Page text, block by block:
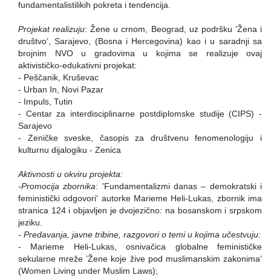
fundamentalistilikih pokreta i tendencija.
Projekat realizuju: Žene u crnom, Beograd, uz podršku ’Žena i
društvo’, Sarajevo, (Bosna i Hercegovina) kao i u saradnji sa
brojnim NVO u gradovima u kojima se realizuje ovaj
aktivističko-edukativni projekat:
- Peščanik, Kruševac
- Urban In, Novi Pazar
- Impuls, Tutin
- Centar za interdisciplinarne postdiplomske studije (CIPS) -
Sarajevo
- Zeničke sveske, časopis za društvenu fenomenologiju i
kulturnu dijalogiku - Zenica
Aktivnosti u okviru projekta:
-Promocija zbornika: 'Fundamentalizmi danas – demokratski i
feministički odgovori' autorke Marieme Heli-Lukas, zbornik ima
stranica 124 i objavljen je dvojezično: na bosanskom i srpskom
jeziku.
- Predavanja, javne tribine, razgovori o temi u kojima učestvuju:
- Marieme Heli-Lukas, osnivačica globalne feminističke
sekularne mreže ’Žene koje žive pod muslimanskim zakonima’
(Women Living under Muslim Laws);